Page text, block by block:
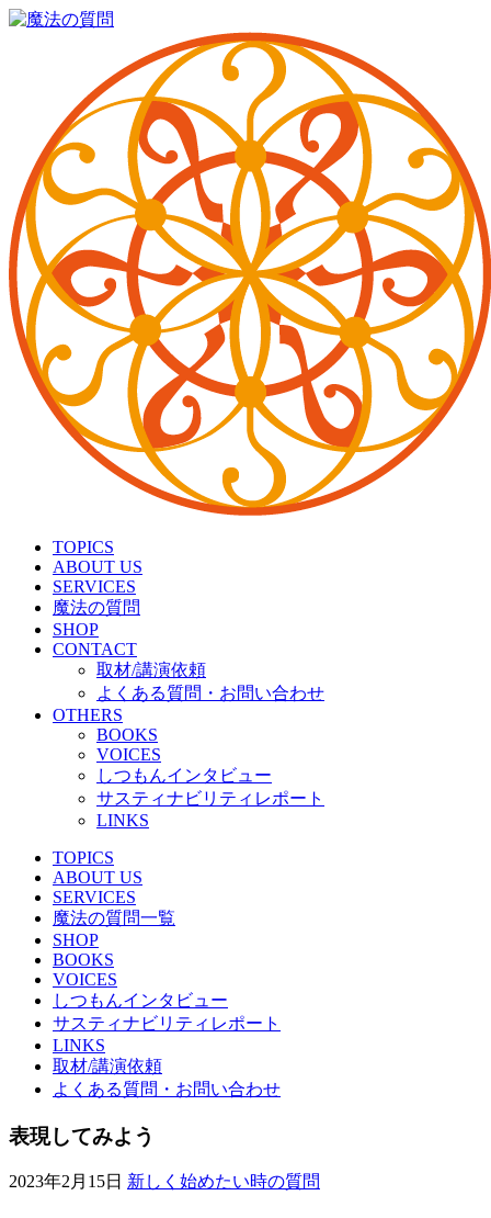
TOPICS
ABOUT US
SERVICES
魔法の質問
SHOP
CONTACT
取材/講演依頼
よくある質問・お問い合わせ
OTHERS
BOOKS
VOICES
しつもんインタビュー
サスティナビリティレポート
LINKS
TOPICS
ABOUT US
SERVICES
魔法の質問一覧
SHOP
BOOKS
VOICES
しつもんインタビュー
サスティナビリティレポート
LINKS
取材/講演依頼
よくある質問・お問い合わせ
表現してみよう
2023年2月15日 新しく始めたい時の質問